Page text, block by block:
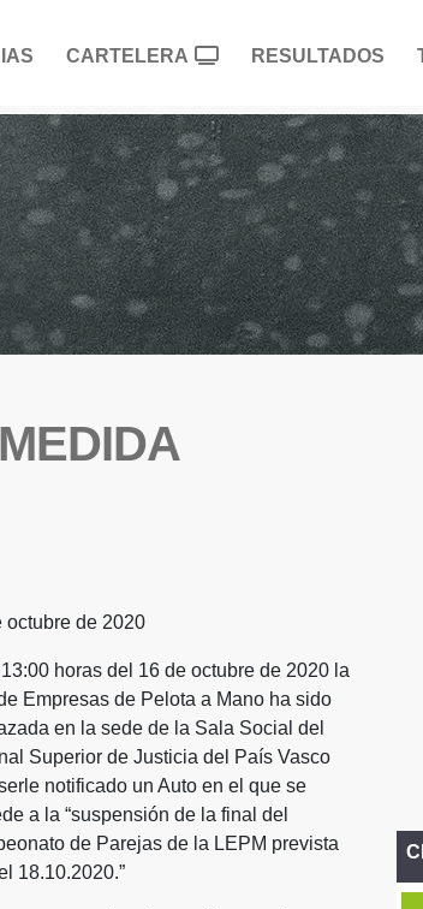
CARTELERA RESULTADOS
octubre de 2020
horas del 16 de octubre de 2020 la
Empresas de Pelota a Mano ha sido
en la sede de la Sala Social del
Superior de Justicia del País Vasco
notificado un Auto en el que se
a la “suspensión de la final del
de Parejas de la LEPM prevista
18.10.2020.”